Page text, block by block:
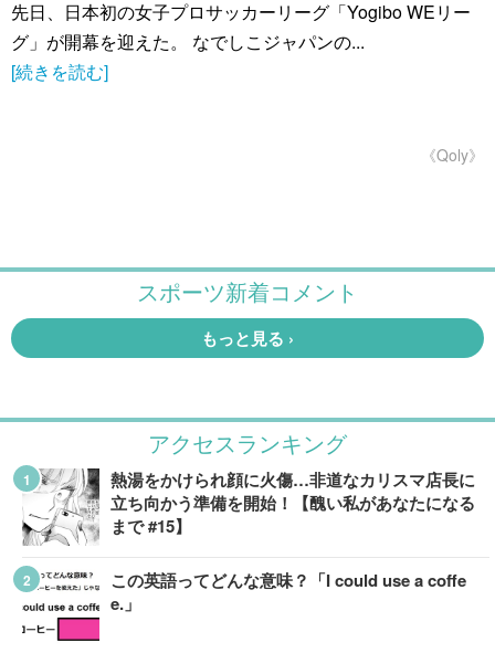
先日、日本初の女子プロサッカーリーグ「Yogibo WEリー
グ」が開幕を迎えた。 なでしこジャパンの...
[続きを読む]
《Qoly》
アクセスランキング
熱湯をかけられ顔に火傷…非道なカリスマ店長に
立ち向かう準備を開始！【醜い私があなたになる
まで #15】
この英語ってどんな意味？「I could use a coffe
e.」